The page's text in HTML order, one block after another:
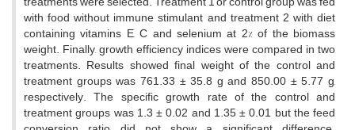
with food without immune stimulant and treatment 2 with diet
containing vitamins E, C and selenium at 2% of the biomass
weight. Finally, growth efficiency indices were compared in two
treatments. Results showed final weight of the control and
treatment groups was 761.33 ± 35.8 g and 850.00 ± 5.77 g,
respectively. The specific growth rate of the control and
treatment groups was 1.3 ± 0.02 and 1.35 ± 0.01 but the feed